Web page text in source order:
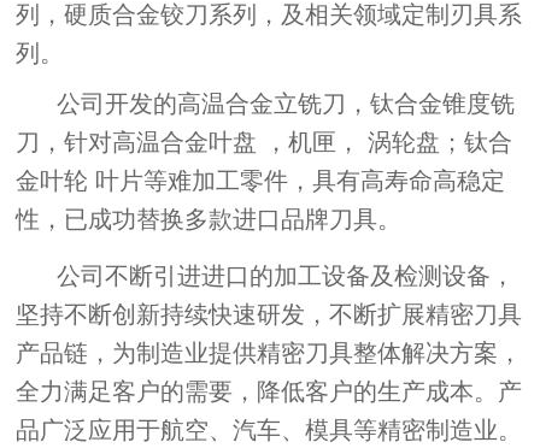
列，硬质合金铰刀系列，及相关领域定制刃具系
列。
公司开发的高温合金立铣刀，钛合金锥度铣
刀，针对高温合金叶盘 ，机匣， 涡轮盘；钛合
金叶轮 叶片等难加工零件，具有高寿命高稳定
性，已成功替换多款进口品牌刀具。
公司不断引进进口的加工设备及检测设备，
坚持不断创新持续快速研发，不断扩展精密刀具
产品链，为制造业提供精密刀具整体解决方案，
全力满足客户的需要，降低客户的生产成本。产
品广泛应用于航空、汽车、模具等精密制造业。